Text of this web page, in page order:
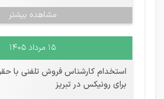
مشاهده بیشتر
۱۵ مرداد ۱۴۰۵
استخدام کارشناس فروش تلفنی با
برای رونیکس در تبریز